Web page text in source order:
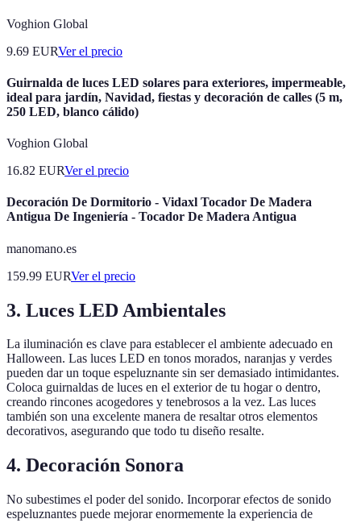
Voghion Global
9.69 EURVer el precio
Guirnalda de luces LED solares para exteriores, impermeable,
ideal para jardín, Navidad, fiestas y decoración de calles (5 m,
250 LED, blanco cálido)
Voghion Global
16.82 EURVer el precio
Decoración De Dormitorio - Vidaxl Tocador De Madera
Antigua De Ingeniería - Tocador De Madera Antigua
manomano.es
159.99 EURVer el precio
3. Luces LED Ambientales
La iluminación es clave para establecer el ambiente adecuado en
Halloween. Las luces LED en tonos morados, naranjas y verdes
pueden dar un toque espeluznante sin ser demasiado intimidantes.
Coloca guirnaldas de luces en el exterior de tu hogar o dentro,
creando rincones acogedores y tenebrosos a la vez. Las luces
también son una excelente manera de resaltar otros elementos
decorativos, asegurando que todo tu diseño resalte.
4. Decoración Sonora
No subestimes el poder del sonido. Incorporar efectos de sonido
espeluznantes puede mejorar enormemente la experiencia de